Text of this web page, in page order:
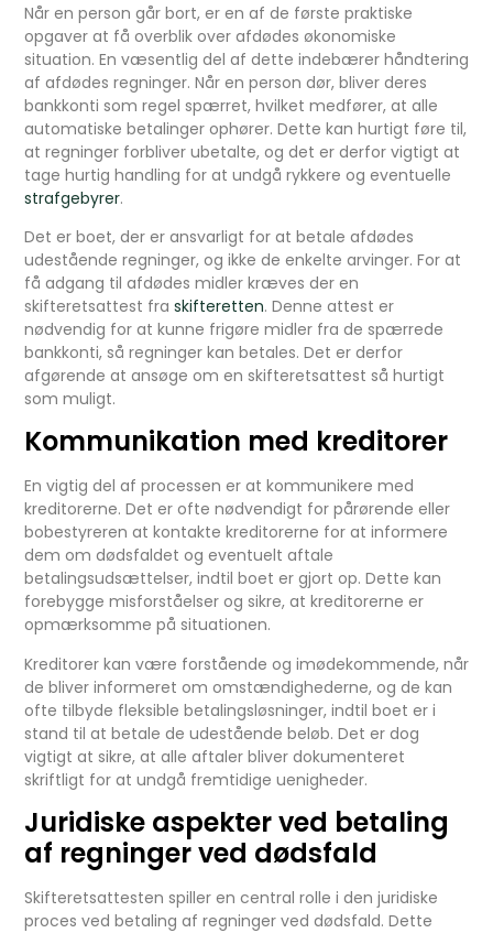
Når en person går bort, er en af de første praktiske
opgaver at få overblik over afdødes økonomiske
situation. En væsentlig del af dette indebærer håndtering
af afdødes regninger. Når en person dør, bliver deres
bankkonti som regel spærret, hvilket medfører, at alle
automatiske betalinger ophører. Dette kan hurtigt føre til,
at regninger forbliver ubetalte, og det er derfor vigtigt at
tage hurtig handling for at undgå rykkere og eventuelle
strafgebyrer.
Det er boet, der er ansvarligt for at betale afdødes
udestående regninger, og ikke de enkelte arvinger. For at
få adgang til afdødes midler kræves der en
skifteretsattest fra skifteretten. Denne attest er
nødvendig for at kunne frigøre midler fra de spærrede
bankkonti, så regninger kan betales. Det er derfor
afgørende at ansøge om en skifteretsattest så hurtigt
som muligt.
Kommunikation med kreditorer
En vigtig del af processen er at kommunikere med
kreditorerne. Det er ofte nødvendigt for pårørende eller
bobestyreren at kontakte kreditorerne for at informere
dem om dødsfaldet og eventuelt aftale
betalingsudsættelser, indtil boet er gjort op. Dette kan
forebygge misforståelser og sikre, at kreditorerne er
opmærksomme på situationen.
Kreditorer kan være forstående og imødekommende, når
de bliver informeret om omstændighederne, og de kan
ofte tilbyde fleksible betalingsløsninger, indtil boet er i
stand til at betale de udestående beløb. Det er dog
vigtigt at sikre, at alle aftaler bliver dokumenteret
skriftligt for at undgå fremtidige uenigheder.
Juridiske aspekter ved betaling
af regninger ved dødsfald
Skifteretsattesten spiller en central rolle i den juridiske
proces ved betaling af regninger ved dødsfald. Dette